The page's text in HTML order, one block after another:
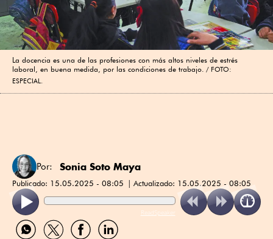
La docencia es una de las profesiones con más altos niveles de estrés
laboral, en buena medida, por las condiciones de trabajo.
FOTO:
ESPECIAL.
Por: Sonia Soto Maya
Publicado: 15.05.2025 - 08:05 Actualizado: 15.05.2025 - 08:05
ReadSpeaker
Compartir
por
Compartir
por
Compartir
por
Compartir
por